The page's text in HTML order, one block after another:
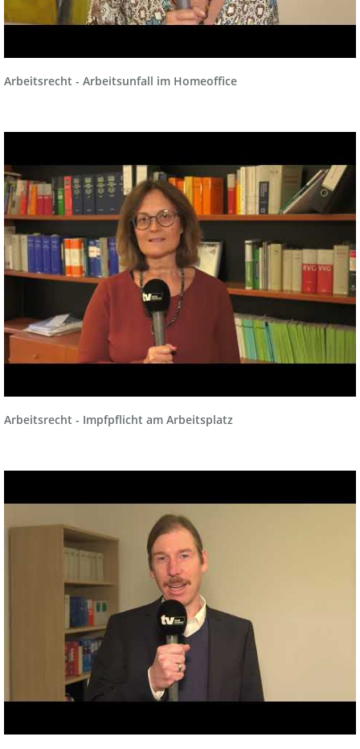
Arbeitsrecht - Arbeitsunfall im Homeoffice
Arbeitsrecht - Impfpflicht am Arbeitsplatz